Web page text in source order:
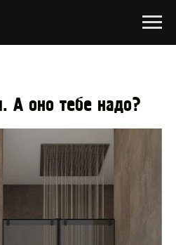
А оно тебе надо?